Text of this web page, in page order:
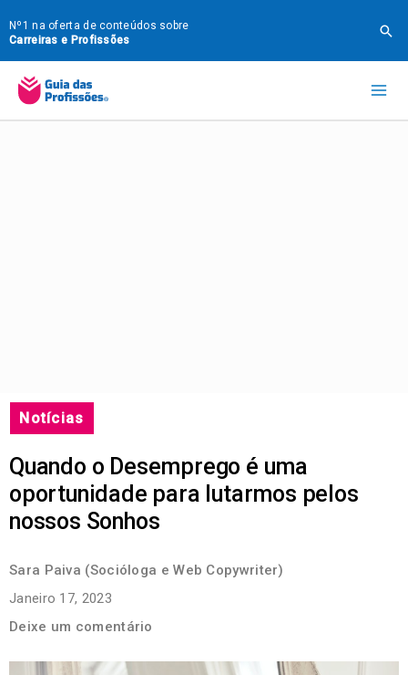
para
o
conteúdo
Nº1 na oferta de conteúdos sobre
Carreiras e Profissões
Notícias
Quando o Desemprego é uma
oportunidade para lutarmos pelos
nossos Sonhos
Sara Paiva (Socióloga e Web Copywriter)
Janeiro 17, 2023
Deixe um comentário